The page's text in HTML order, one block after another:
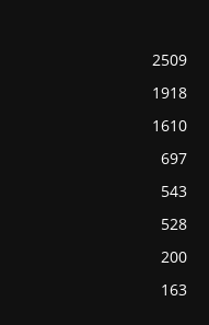
2509
1918
1610
697
543
528
200
163